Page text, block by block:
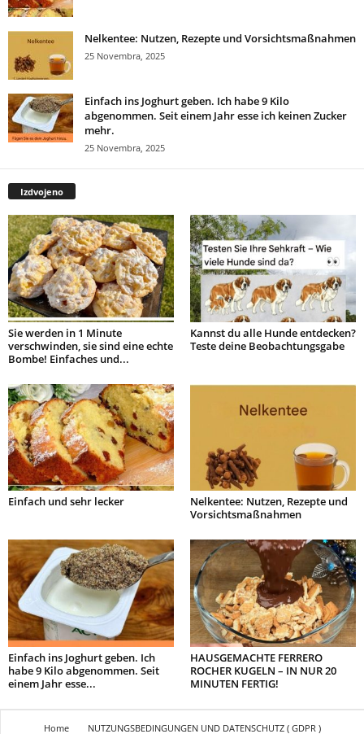
Nelkentee: Nutzen, Rezepte und Vorsichtsmaßnahmen
25 Novembra, 2025
Einfach ins Joghurt geben. Ich habe 9 Kilo
abgenommen. Seit einem Jahr esse ich keinen Zucker
mehr.
25 Novembra, 2025
Izdvojeno
Sie werden in 1 Minute
verschwinden, sie sind eine echte
Bombe! Einfaches und...
Kannst du alle Hunde entdecken?
Teste deine Beobachtungsgabe
Einfach und sehr lecker
Nelkentee: Nutzen, Rezepte und
Vorsichtsmaßnahmen
Einfach ins Joghurt geben. Ich
habe 9 Kilo abgenommen. Seit
einem Jahr esse...
HAUSGEMACHTE FERRERO
ROCHER KUGELN – IN NUR 20
MINUTEN FERTIG!
Home NUTZUNGSBEDINGUNGEN UND DATENSCHUTZ ( GDPR )